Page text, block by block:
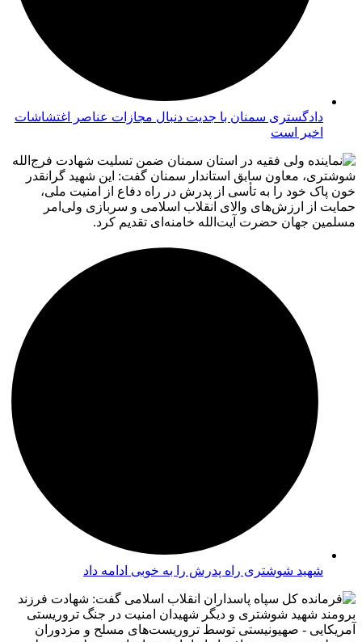
دادگستری سمنان با جدیت دنبال مجازات عناصر اغتشاشات
اخیر است
شهید شوشتری راه پدرش را به خوبی ادامه داد